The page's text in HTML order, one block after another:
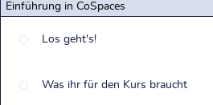
Einführung in CoSpaces
Los geht's!
Was ihr für den Kurs braucht